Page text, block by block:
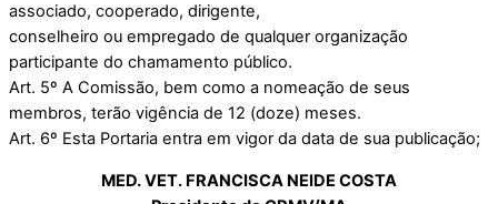
associado, cooperado, dirigente,
conselheiro ou empregado de qualquer organização
participante do chamamento público.
Art. 5º A Comissão, bem como a nomeação de seus
membros, terão vigência de 12 (doze) meses.
Art. 6º Esta Portaria entra em vigor da data de sua publicação;
MED. VET. FRANCISCA NEIDE COSTA